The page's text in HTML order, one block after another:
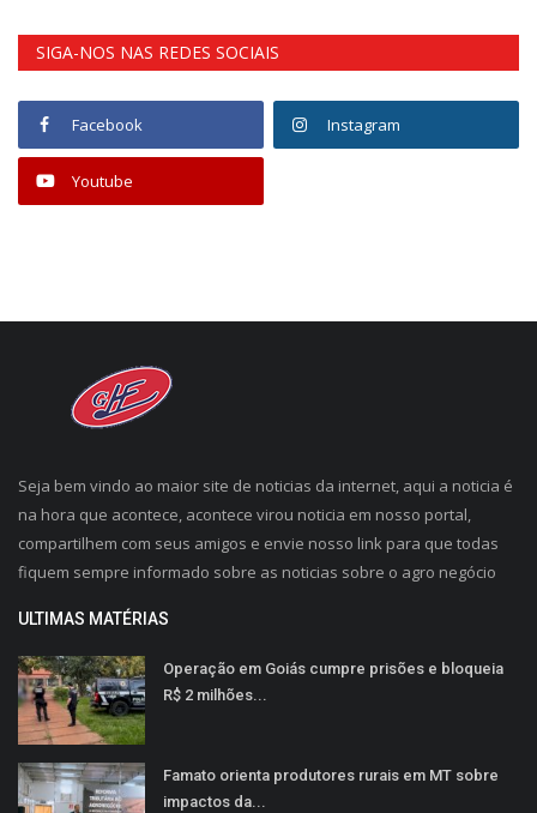
SIGA-NOS NAS REDES SOCIAIS
Facebook Instagram
Youtube
Seja bem vindo ao maior site de noticias da internet, aqui a noticia é
na hora que acontece, acontece virou noticia em nosso portal,
compartilhem com seus amigos e envie nosso link para que todas
fiquem sempre informado sobre as noticias sobre o agro negócio
ULTIMAS MATÉRIAS
Operação em Goiás cumpre prisões e bloqueia
R$ 2 milhões...
Famato orienta produtores rurais em MT sobre
impactos da...